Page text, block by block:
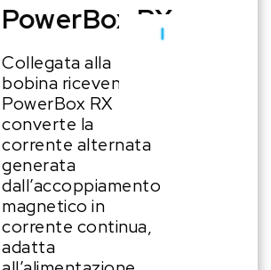
PowerBox RX
Collegata alla
bobina ricevente, la
PowerBox RX
converte la
corrente alternata
generata
dall’accoppiamento
magnetico in
corrente continua,
adatta